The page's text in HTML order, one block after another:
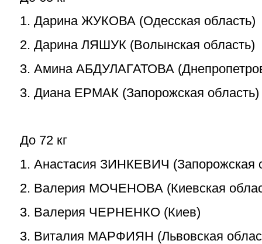
1. Дарина ЖУКОВА (Одесская область)
2. Дарина ЛЯШУК (Волынская область)
3. Амина АБДУЛАГАТОВА
3. Диана ЕРМАК (Запорожская область)
До 72 кг
1. Анастасия ЗИНКЕВИЧ (Запорожская
2. Валерия МОЧЕНОВА (Киевская
3. Валерия ЧЕРНЕНКО (Киев)
3. Виталия МАРФИЯН (Львовская